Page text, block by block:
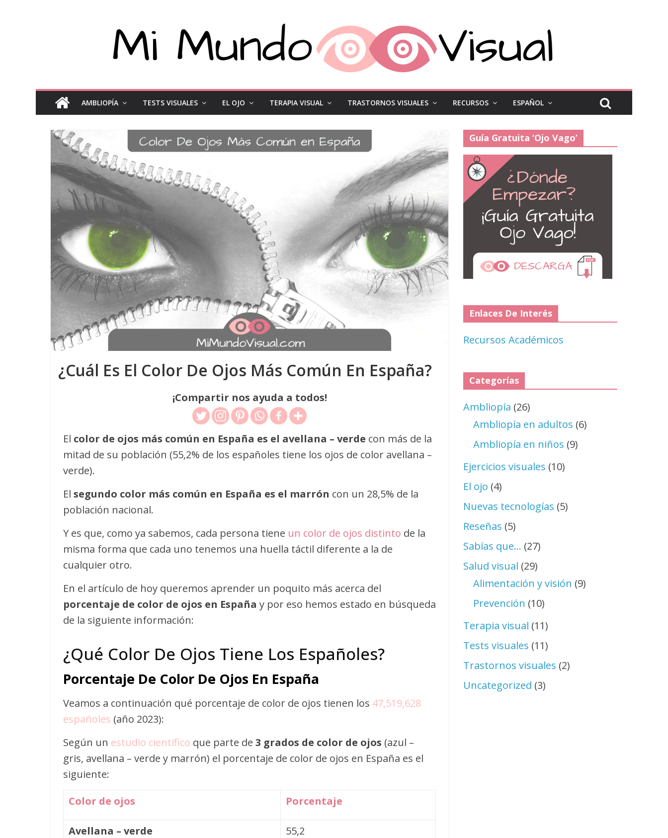
AMBLIOPÍA TESTS VISUALES EL OJO TERAPIA VISUAL TRASTORNOS VISUALES RECURSOS ESPAÑOL
¿Cuál Es El Color De Ojos Más Común En España?
¡Compartir nos ayuda a todos!
El color de ojos más común en España es el avellana – verde con más de la
mitad de su población (55,2% de los españoles tiene los ojos de color avellana –
verde).
El segundo color más común en España es el marrón con un 28,5% de la
población nacional.
Y es que, como ya sabemos, cada persona tiene un color de ojos distinto de la
misma forma que cada uno tenemos una huella táctil diferente a la de
cualquier otro.
En el artículo de hoy queremos aprender un poquito más acerca del
porcentaje de color de ojos en España y por eso hemos estado en búsqueda
de la siguiente información:
¿Qué Color De Ojos Tiene Los Españoles?
Porcentaje De Color De Ojos En España
Veamos a continuación qué porcentaje de color de ojos tienen los 47,519,628
españoles (año 2023):
Según un estudio científico que parte de 3 grados de color de ojos (azul –
gris, avellana – verde y marrón) el porcentaje de color de ojos en España es el
siguiente:
Color de ojos
Porcentaje
Avellana – verde 55,2
Guía Gratuita ‘Ojo Vago’
Enlaces De Interés
Recursos Académicos
Categorías
Ambliopía (26)
Ambliopía en adultos (6)
Ambliopía en niños (9)
Ejercicios visuales (10)
El ojo (4)
Nuevas tecnologías (5)
Reseñas (5)
Sabías que… (27)
Salud visual (29)
Alimentación y visión (9)
Prevención (10)
Terapia visual (11)
Tests visuales (11)
Trastornos visuales (2)
Uncategorized (3)